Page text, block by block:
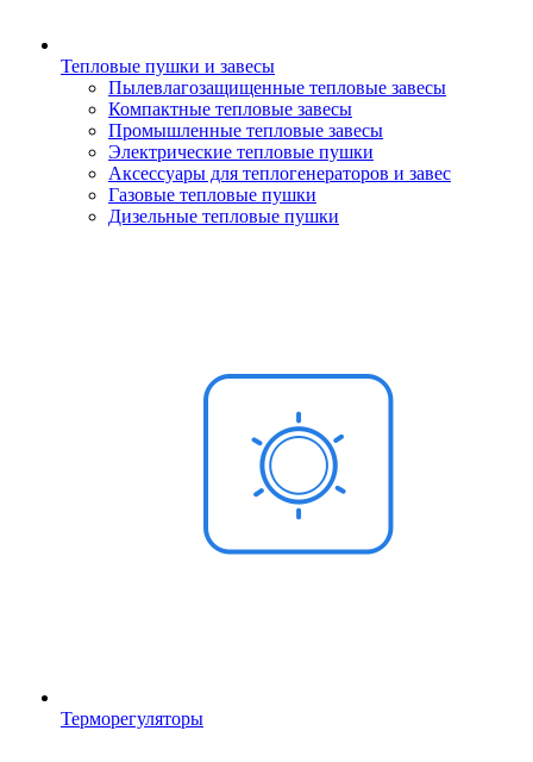
Тепловые пушки и завесы
Пылевлагозащищенные тепловые завесы
Компактные тепловые завесы
Промышленные тепловые завесы
Электрические тепловые пушки
Аксессуары для теплогенераторов и завес
Газовые тепловые пушки
Дизельные тепловые пушки
Терморегуляторы